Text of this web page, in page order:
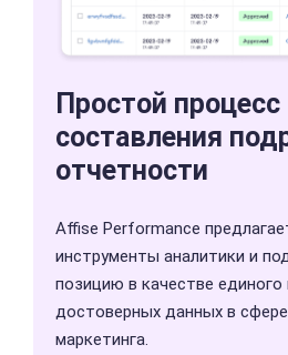
Простой процесс
составления
отчетности
Affise Performance
инструменты аналитики и
позицию в качестве единого
достоверных данных в
маркетинга.